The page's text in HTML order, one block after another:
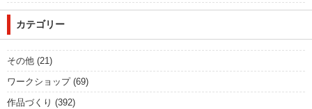
カテゴリー
その他 (21)
ワークショップ(69)
作品づくり (392)